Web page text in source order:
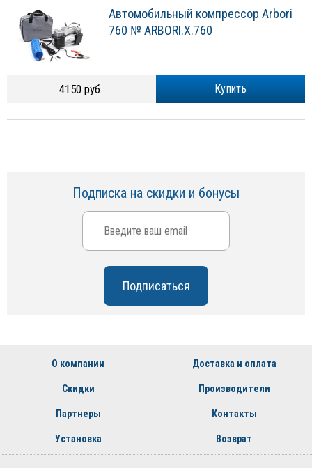
Автомобильный компрессор Arbori
760 № ARBORI.X.760
Купить
4150 руб.
Подписка на скидки и бонусы
О компании Доставка и оплата
Скидки Производители
Партнеры Контакты
Установка Возврат